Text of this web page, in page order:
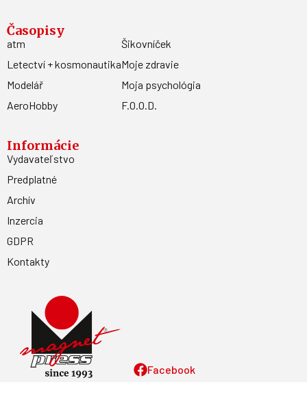
Facebook
Časopisy
atm
Letectví + kosmonautika
Modelář
AeroHobby
Šikovníček
Moje zdravie
Moja psychológia
F.O.O.D.
Informácie
Vydavateľstvo
Predplatné
Archív
Inzercia
GDPR
Kontakty